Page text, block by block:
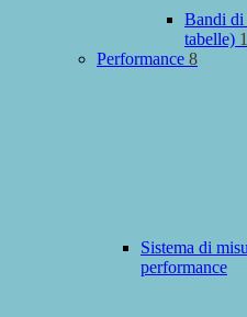
Bandi di
tabelle) 1
Performance 8
Sistema di
performance